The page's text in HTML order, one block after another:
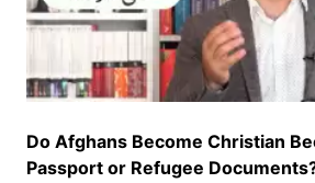
Do Afghans Become Christian
Passport or Refugee